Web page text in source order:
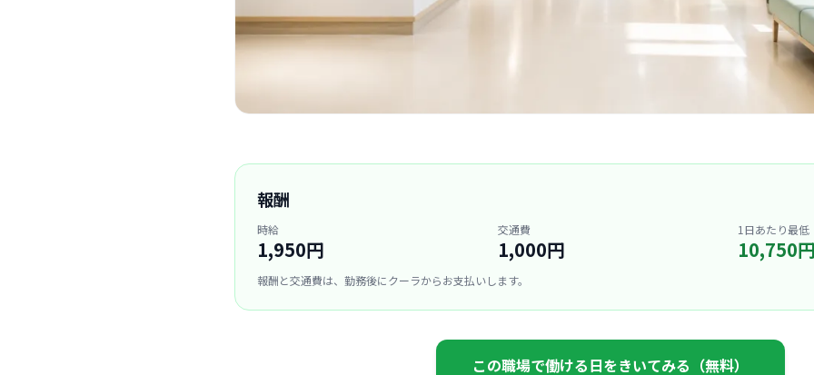
報酬
時給
1,950円
交通費
1,000円
1日あたり最低
10,750
報酬と交通費は、勤務後にクーラからお支払いします。
この職場で働ける日をきいてみる（無料）